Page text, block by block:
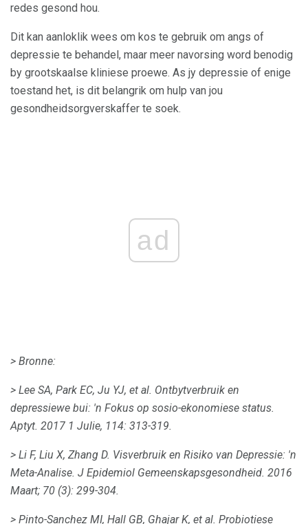
redes gesond hou.
Dit kan aanloklik wees om kos te gebruik om angs of
depressie te behandel, maar meer navorsing word benodig
by grootskaalse kliniese proewe. As jy depressie of enige
toestand het, is dit belangrik om hulp van jou
gesondheidsorgverskaffer te soek.
ad
> Bronne:
> Lee SA, Park EC, Ju YJ, et al. Ontbytverbruik en
depressiewe bui: 'n Fokus op sosio-ekonomiese status.
Aptyt. 2017 1 Julie, 114: 313-319.
> Li F, Liu X, Zhang D. Visverbruik en Risiko van Depressie: 'n
Meta-Analise. J Epidemiol Gemeenskapsgesondheid. 2016
Maart; 70 (3): 299-304.
> Pinto-Sanchez MI, Hall GB, Ghajar K, et al. Probiotiese